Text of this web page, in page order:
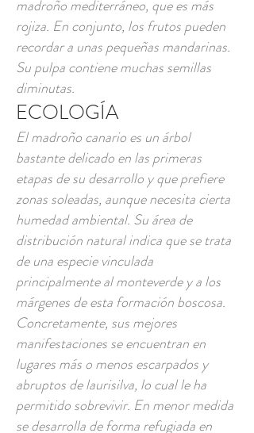
madroño mediterráneo, que es más
rojiza. En conjunto, los frutos pueden
recordar a unas pequeñas mandarinas.
Su pulpa contiene muchas semillas
diminutas.
ECOLOGÍA
El madroño canario es un árbol
bastante delicado en las primeras
etapas de su desarrollo y que prefiere
zonas soleadas, aunque necesita cierta
humedad ambiental. Su área de
distribución natural indica que se trata
de una especie vinculada
principalmente al monteverde y a los
márgenes de esta formación boscosa.
Concretamente, sus mejores
manifestaciones se encuentran en
lugares más o menos escarpados y
abruptos de laurisilva, lo cual le ha
permitido sobrevivir. En menor medida
se desarrolla de forma refugiada en